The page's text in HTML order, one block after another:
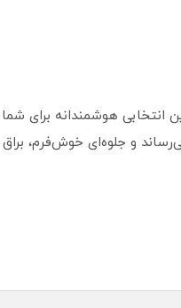
زمان ترمیم‌ کننده، نرم‌ کننده و حالت‌ دهنده فر مو باشد، کرم مو 10 کاره تاسلاین
و جلوه‌ای خوش‌فرم، براق